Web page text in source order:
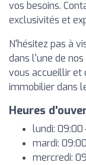
vos besoins.
exclusivités et
N'hésitez pas à
dans l'une de
vous accueillir et
immobilier dans
Heures
lundi: 09:00
mardi: 09:00
mercredi: